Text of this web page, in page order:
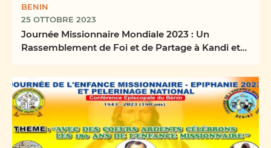
BENIN
25 OTTOBRE 2023
Journée Missionnaire Mondiale 2023 : Un
Rassemblement de Foi et de Partage à Kandi et